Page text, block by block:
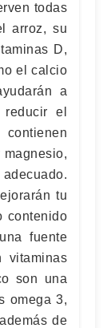
todas
arroz, su
D,
el calcio
a
el
tu
contenido
fuente
vitaminas
son una
omega 3,
de